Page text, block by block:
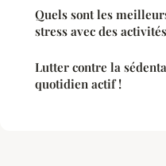
Quels sont les
stress avec des
Lutter contre la
quotidien actif !